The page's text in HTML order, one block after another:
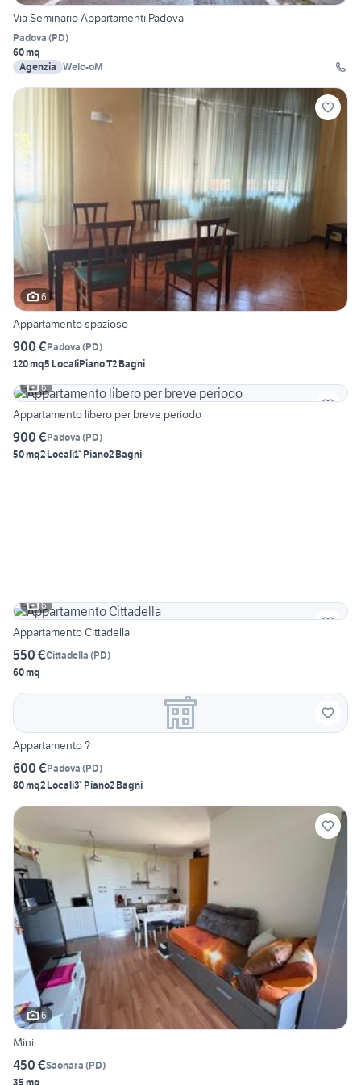
Via Seminario Appartamenti Padova
Padova (PD)
60 mq
Agenzia Welc-oM
6
Appartamento spazioso
900 €Padova (PD)
120 mq5 LocaliPiano T2 Bagni
6
Appartamento libero per breve periodo
900 €Padova (PD)
50 mq2 Locali1° Piano2 Bagni
6
Appartamento Cittadella
550 €Cittadella (PD)
60 mq
Appartamento ?
600 €Padova (PD)
80 mq2 Locali3° Piano2 Bagni
6
Mini
450 €Saonara (PD)
35 mq